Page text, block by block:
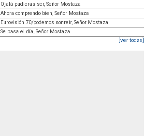
Ojalá pudieras ser, Señor Mostaza
Ahora comprendo bien, Señor Mostaza
Eurovisión 70/podemos sonreir, Señor Mostaza
Se pasa el día, Señor Mostaza
[ver todas]